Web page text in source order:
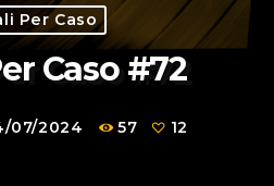
Per Caso
Caso #72
07/2024 57 12